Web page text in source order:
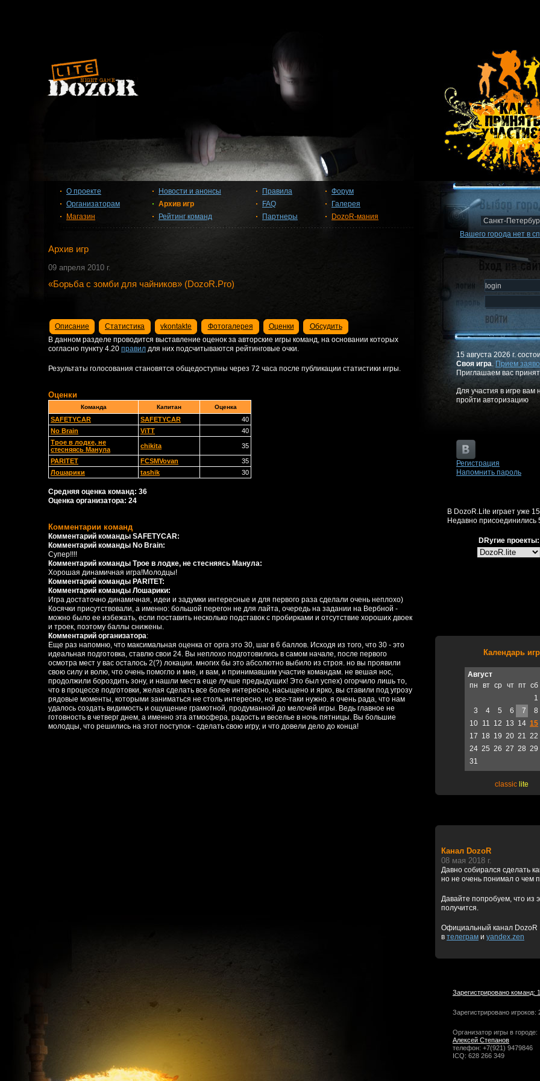
О проекте
Организаторам
Магазин
Новости и анонсы
Архив игр
Рейтинг команд
Правила
FAQ
Партнеры
Форум
Галерея
DozoR-мания
Архив игр
09 апреля 2010 г.
«Борьба с зомби для чайников» (DozoR.Pro)
Описание Статистика vkontakte Фотогалерея Оценки
Обсудить
В данном разделе проводится выставление оценок за авторские игры команд, на основании которых
согласно пункту 4.20 правил для них подсчитываются рейтинговые очки.
Результаты голосования становятся общедоступны через 72 часа после публикации статистики игры.
Оценки
Команда Капитан Оценка
SAFETYCAR SAFETYCAR
40
No Brain
ViTT
40
Трое в лодке, не
стесняясь Манула
chikita 35
PARITET FCSMVovan
35
Лошарики
tashik 30
Средняя оценка команд: 36
Оценка организатора: 24
Комментарии команд
Комментарий команды SAFETYCAR:
Комментарий команды No Brain:
Супер!!!!
Комментарий команды Трое в лодке, не стесняясь Манула:
Хорошая динамичная игра!Молодцы!
Комментарий команды PARITET:
Комментарий команды Лошарики:
Игра достаточно динамичная, идеи и задумки интересные и для первого раза сделали очень неплохо)
Косячки присутствовали, а именно: большой перегон не для лайта, очередь на задании на Вербной -
можно было ее избежать, если поставить несколько подставок с пробирками и отсутствие хороших двоек
и троек, поэтому баллы снижены.
Комментарий организатора:
Еще раз напомню, что максимальная оценка от орга это 30, шаг в 6 баллов. Исходя из того, что 30 - это
идеальная подготовка, ставлю свои 24. Вы неплохо подготовились в самом начале, после первого
осмотра мест у вас осталось 2(?) локации. многих бы это абсолютно выбило из строя. но вы проявили
свою силу и волю, что очень помогло и мне, и вам, и принимавшим участие командам. не вешая нос,
продолжили бороздить зону, и нашли места еще лучше предыдущих! Это был успех) огорчило лишь то,
что в процессе подготовки, желая сделать все более интересно, насыщено и ярко, вы ставили под угрозу
рядовые моменты, которыми заниматься не столь интересно, но все-таки нужно. я очень рада, что нам
удалось создать видимость и ощущение грамотной, продуманной до мелочей игры. Ведь главное не
готовность в четверг днем, а именно эта атмосфера, радость и веселье в ночь пятницы. Вы большие
молодцы, что решились на этот поступок - сделать свою игру, и что довели дело до конца!
Вашего города нет в
15 августа 2026 г.
Своя игра. Прием
Приглашаем вас
Для участия в игре вам
пройти авторизацию
Регистрация
Напомнить пароль
В DozoR.Lite играет уже
Недавно присоединились
DRугие проекты:
Календарь игр
Август
пн
вт ср чт пт сб
1
3
4 5 6 7 8
10 11 12 13 14 15
17 18 19 20 21 22
24 25 26 27 28 29
31
classic lite
Канал DozoR
08 мая 2018 г.
Давно собирался сделать
но не очень понимал о чем
Давайте попробуем, что из
получится.
Официальный канал DozoR
в телеграм и yandex.zen
Зарегистрировано команд:
Зарегистрировано игроков:
Организатор игры в городе:
Алексей Степанов
телефон: +7(921) 9479846
ICQ: 628 266 349